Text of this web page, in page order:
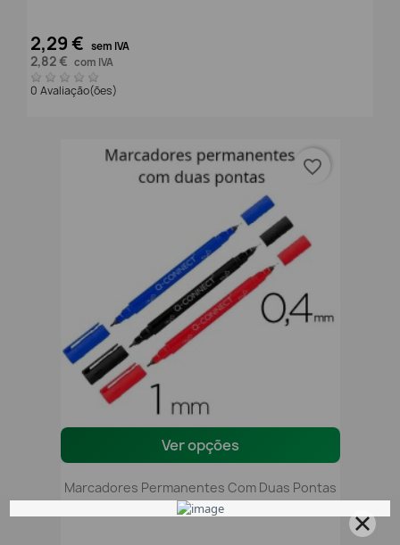
2,29 € sem IVA
2,82 € com IVA
0 Avaliação(ões)
Ver opções
Marcadores Permanentes Com Duas Pontas
favorite_border